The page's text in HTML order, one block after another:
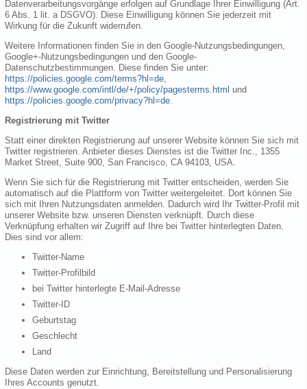
Datenverarbeitungsvorgänge erfolgen auf Grundlage Ihrer Einwilligung (Art.
6 Abs. 1 lit. a DSGVO). Diese Einwilligung können Sie jederzeit mit
Wirkung für die Zukunft widerrufen.
Weitere Informationen finden Sie in den Google-Nutzungsbedingungen,
Google+-Nutzungsbedingungen und den Google-
Datenschutzbestimmungen. Diese finden Sie unter:
https://policies.google.com/terms?hl=de,
https://www.google.com/intl/de/+/policy/pagesterms.html und
https://policies.google.com/privacy?hl=de.
Registrierung mit Twitter
Statt einer direkten Registrierung auf unserer Website können Sie sich mit
Twitter registrieren. Anbieter dieses Dienstes ist die Twitter Inc., 1355
Market Street, Suite 900, San Francisco, CA 94103, USA.
Wenn Sie sich für die Registrierung mit Twitter entscheiden, werden Sie
automatisch auf die Plattform von Twitter weitergeleitet. Dort können Sie
sich mit Ihren Nutzungsdaten anmelden. Dadurch wird Ihr Twitter-Profil mit
unserer Website bzw. unseren Diensten verknüpft. Durch diese
Verknüpfung erhalten wir Zugriff auf Ihre bei Twitter hinterlegten Daten.
Dies sind vor allem:
Twitter-Name
Twitter-Profilbild
bei Twitter hinterlegte E-Mail-Adresse
Twitter-ID
Geburtstag
Geschlecht
Land
Diese Daten werden zur Einrichtung, Bereitstellung und Personalisierung
Ihres Accounts genutzt.